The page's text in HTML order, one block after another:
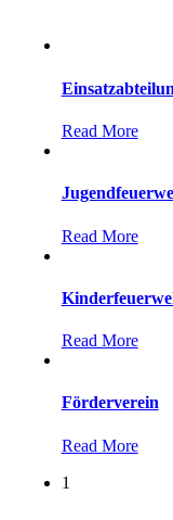
Read More
Read More
Read More
Förderverein
Read More
1